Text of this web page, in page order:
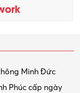
Minh Đức
Phúc cấp ngày